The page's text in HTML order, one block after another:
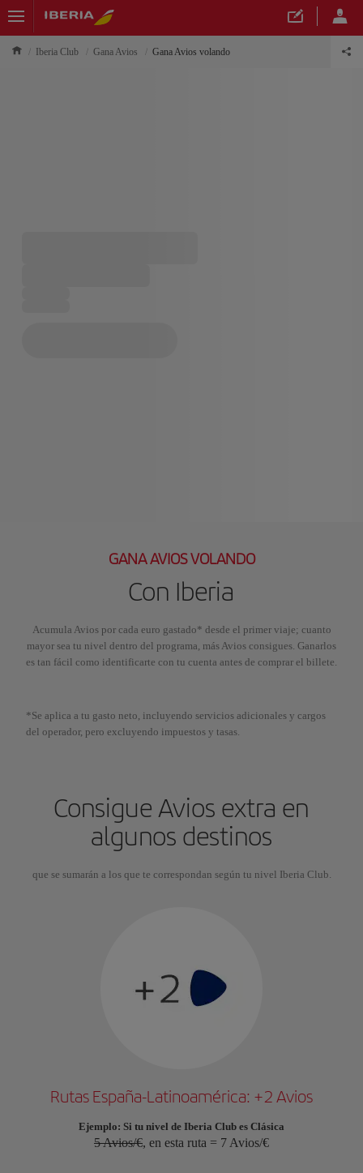
Iberia Club Gana Avios Gana Avios volando
GANA AVIOS VOLANDO
Con Iberia
Acumula Avios por cada euro gastado* desde el primer viaje; cuanto
mayor sea tu nivel dentro del programa, más Avios consigues. Ganarlos
es tan fácil como identificarte con tu cuenta antes de comprar el billete.
*Se aplica a tu gasto neto, incluyendo servicios adicionales y cargos
del operador, pero excluyendo impuestos y tasas.
Consigue Avios extra en
algunos destinos
que se sumarán a los que te correspondan según tu nivel Iberia Club.
Rutas España-Latinoamérica: +2 Avios
Ejemplo: Si tu nivel de Iberia Club es Clásica
5 Avios/€, en esta ruta = 7 Avios/€